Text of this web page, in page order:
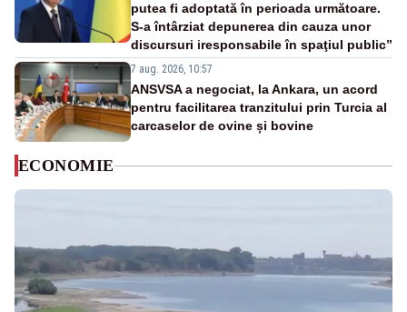
putea fi adoptată în perioada următoare.
S-a întârziat depunerea din cauza unor
discursuri iresponsabile în spaţiul public”
7 aug. 2026, 10:57
ANSVSA a negociat, la Ankara, un acord
pentru facilitarea tranzitului prin Turcia al
carcaselor de ovine și bovine
ECONOMIE